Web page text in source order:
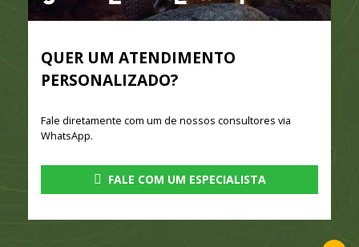
QUER UM ATENDIMENTO
PERSONALIZADO?
Fale diretamente com um de nossos consultores via
WhatsApp.
FALE COM UM ESPECIALISTA